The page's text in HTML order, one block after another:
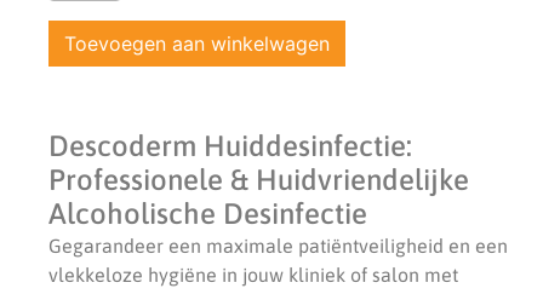
Toevoegen aan winkelwagen
Descoderm Huiddesinfectie:
Professionele & Huidvriendelijke
Alcoholische Desinfectie
Gegarandeer een maximale patiëntveiligheid en een
vlekkeloze hygiëne in jouw kliniek of salon met